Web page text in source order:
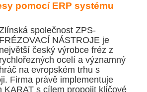
pomocí ERP systému
společnost ZPS-
FRÉZOVACÍ NÁSTROJE je
největší český výrobce fréz z
rychlořezných ocelí a významný
hráč na evropském trhu s
Firma právě implementuje
KARAT s cílem propojit klíčové